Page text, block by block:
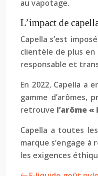
au vapotage.
L’impact de
Capella s’est
clientèle de plus en
responsable et
En 2022, Capella a
gamme d’arômes,
retrouve l’arôme
Capella a toutes
marque s’engage
les exigences